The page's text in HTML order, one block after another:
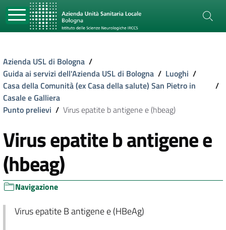
Azienda USL di Bologna /
Guida ai servizi dell'Azienda USL di Bologna / Luoghi /
Casa della Comunità (ex Casa della salute) San Pietro in
Casale e Galliera
/
Punto prelievi / Virus epatite b antigene e (hbeag)
Virus epatite b antigene e
(hbeag)
Navigazione
Virus epatite B antigene e (HBeAg)